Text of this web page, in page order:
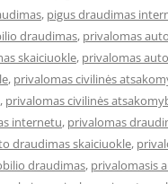
, pigus draudimas
draudimas, privalomas
skaiciuokle, privalomas
, privalomas civilinės
, privalomas civilinės
internetu, privalomas
draudimas skaiciuokle,
draudimas, privalomasis